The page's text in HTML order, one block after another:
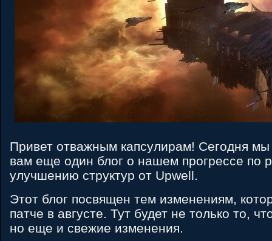
Привет отважным капсулирам! Сегодня
вам еще один блог о нашем прогрессе по
улучшению структур от Upwell.
Этот блог посвящен тем изменениям,
патче в августе. Тут будет не только то,
но еще и свежие изменения.